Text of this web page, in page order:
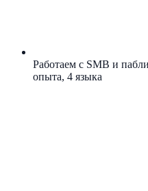
Работаем с SMB и
опыта, 4 языка